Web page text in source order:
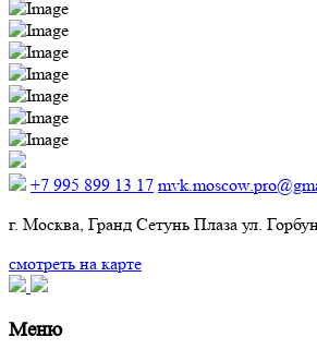
+7 995 899 13 17
г. Москва, Гранд Сетунь Плаза ул.
смотреть на карте
Меню